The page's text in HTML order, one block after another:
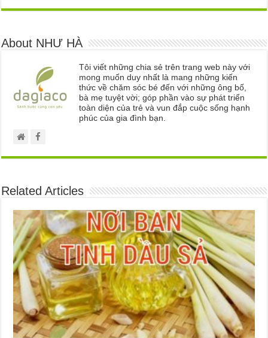
About NHƯ HÀ
Tôi viết những chia sẻ trên trang web này với
mong muốn duy nhất là mang những kiến
thức về chăm sóc bé đến với những ông bố,
bà mẹ tuyệt vời; góp phần vào sự phát triển
toàn diện của trẻ và vun đắp cuộc sống hạnh
phúc của gia đình bạn.
Related Articles